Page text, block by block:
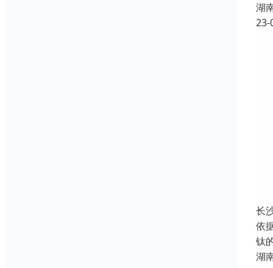
湖
23-
长
依
钛
湖